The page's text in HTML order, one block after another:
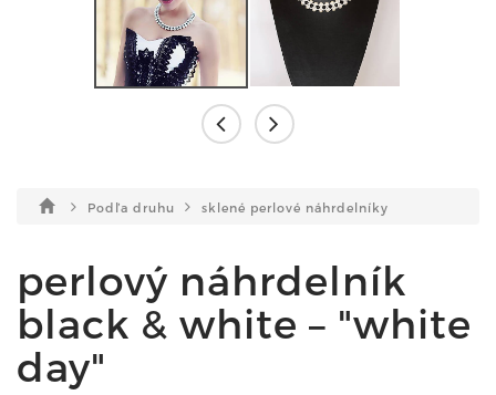
Podľa druhu sklené perlové náhrdelníky
perlový náhrdelník
black & white – "white
day"